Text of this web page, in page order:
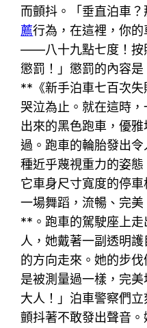
而顫抖。「垂直泊車
薦行為，在這裡，你
——八十九點七度！按
懲罰！」懲罰的內容
**《新手泊車七百次失
哭泣為止。就在這時
出來的黑色跑車，優
過。跑車的輪胎發出
種近乎蔑視重力的姿
它車身尺寸寬度的停
一場舞蹈，流暢、完
**。跑車的駕駛座上
人，她戴著一副透明
的方向走來。她的步
是被測量過一樣，完
大人！」泊車警察們
顫抖著不敢發出聲音